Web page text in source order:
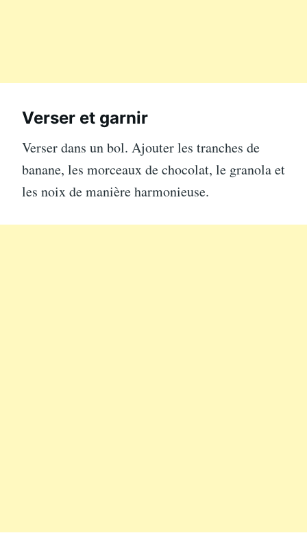
Verser et garnir
Verser dans un bol. Ajouter les tranches de
banane, les morceaux de chocolat, le granola et
les noix de manière harmonieuse.